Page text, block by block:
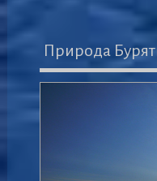
Природа